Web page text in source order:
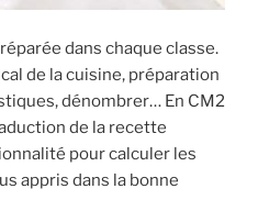
dans chaque classe.
de la cuisine, préparation
dénombrer… En CM2
de la recette
pour calculer les
appris dans la bonne